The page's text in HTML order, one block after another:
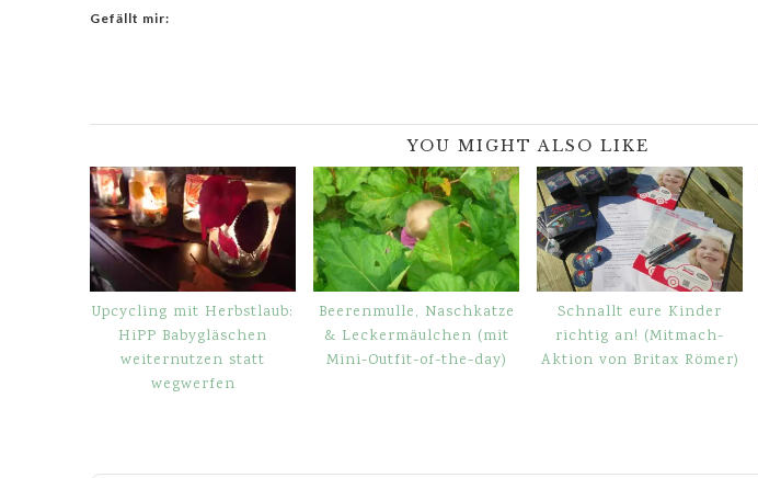
Gefällt mir:
YOU MIGHT ALSO LIKE
Upcycling mit Herbstlaub:
HiPP Babygläschen
weiternutzen statt
wegwerfen
Beerenmulle, Naschkatze
& Leckermäulchen (mit
Mini-Outfit-of-the-day)
Schnallt eure Kinder
richtig an! (Mitmach-
Aktion von Britax Römer)